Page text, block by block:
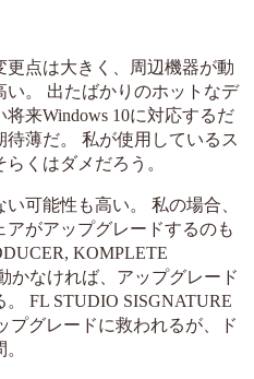
更点は大きく、周辺機器が動
。 出たばかりのホットなデ
来Windows 10に対応するだ
薄だ。 私が使用しているス
くはダメだろう。
可能性も高い。 私の場合、
がアップグレードするのも
KOMPLETE
かなければ、アップグレード
FL STUDIO SISGNATURE
グレードに救われるが、ド